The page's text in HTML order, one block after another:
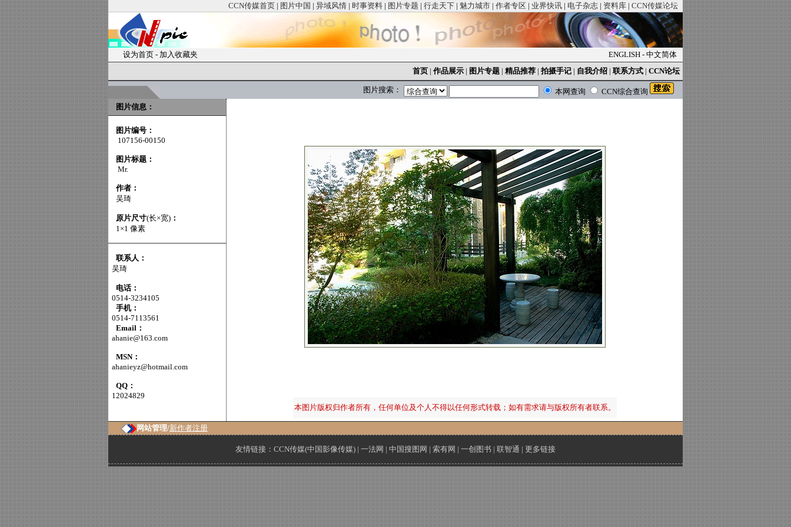
CCN传媒首页 | 图片中国 | 异域风情 | 时事资料 | 图片专题 | 行走天下 | 魅力城市 | 作者专区 | 业界快讯 | 电子杂志 | 资料库 | CCN传媒论坛
设为首页 - 加入收藏夹 ENGLISH - 中文简体
首页 | 作品展示 | 图片专题 | 精品推荐 | 拍摄手记 | 自我介绍 | 联系方式 | CCN论坛
图片搜索： 本网查询
CCN综合查询
图片信息：
图片编号：
107156-00150
图片标题：
Mr.
作者：
吴琦
原片尺寸(长×宽) ：
1×1 像素
联系人：
吴琦
电话：
0514-3234105
手机：
0514-7113561
Email：
ahanie@163.com
MSN：
ahanieyz@hotmail.com
QQ：
12024829
本图片版权归作者所有，任何单位及个人不得以任何形式转载；如有需求请与版权所有者联系。
网站管理/新作者注册
友情链接： CCN传媒(中国影像传媒) | 一法网 | 中国搜图网 | 索有网 | 一创图书 | 联智通 | 更多链接